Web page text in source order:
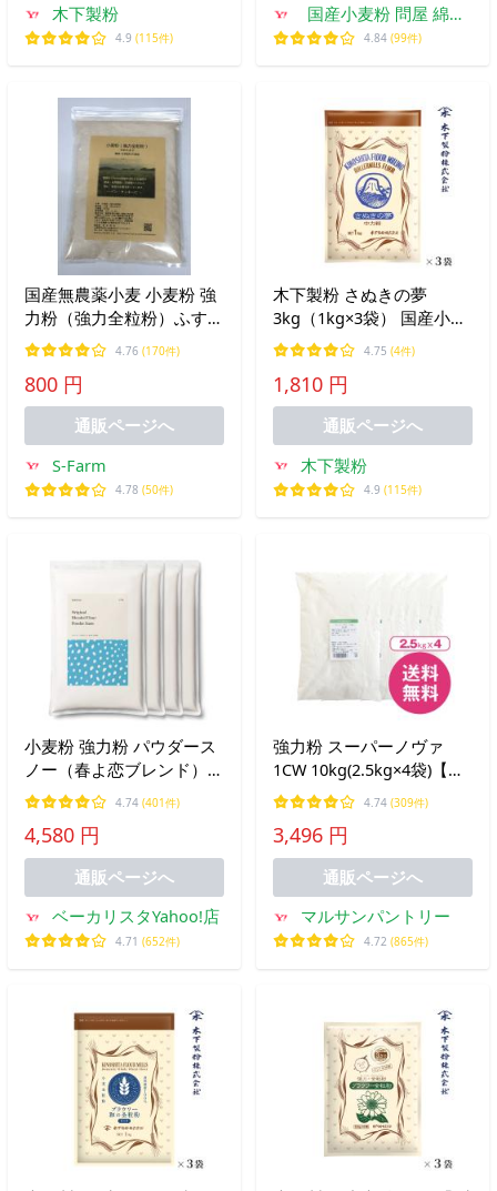
木下製粉
4.9 (115件)
国産小麦粉 問屋 綿鍬
商店
4.84 (99件)
国産無農薬小麦 小麦粉 強
力粉（強力全粒粉）ふすま
多め（ふすま粉の代用
に） 900g
4.76 (170件)
800 円
通販ページへ
S-Farm
4.78 (50件)
木下製粉 さぬきの夢
3kg（1kg×3袋） 国産小麦
100％ 手打ちうどん用 中
力粉 小麦粉 チャック付き
ラミネート袋 ファリーナ
コーポレーション
4.75 (4件)
1,810 円
通販ページへ
木下製粉
4.9 (115件)
小麦粉 強力粉 パウダース
ノー（春よ恋ブレンド）
10kg（2.5kg×4袋）送料無
料
4.74 (401件)
4,580 円
通販ページへ
ベーカリスタYahoo!店
4.71 (652件)
強力粉 スーパーノヴァ
1CW 10kg(2.5kg×4袋)【送
料無料】【常温同梱OK】
4.74 (309件)
3,496 円
通販ページへ
マルサンパントリー
4.72 (865件)